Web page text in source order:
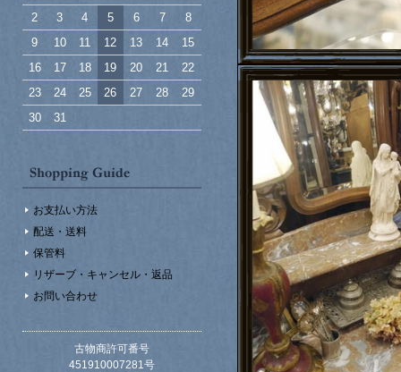
2
3 4 5 6 7
8
9
10 11 12 13 14
15
16
17 18 19 20 21
22
23
24 25 26 27 28
29
30
31
お支払い方法
配送・送料
保管料
リザーブ・キャンセル・返品
お問い合わせ
古物商許可番号
451910007281号